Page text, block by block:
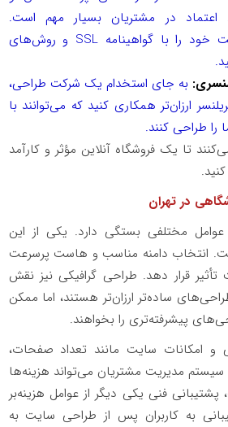
اعتماد در مشتریان بسیار مهم است.
را با گواهینامه SSL و روش‌های
به جای استخدام یک شرکت طراحی،
ارزان‌تر همکاری کنید که می‌توانند با
را طراحی کنند.
تا یک فروشگاه آنلاین مؤثر و کارآمد
در تهران
مختلفی بستگی دارد. یکی از این
انتخاب دامنه مناسب و هاست پرسرعت
تأثیر قرار دهد. طراحی گرافیکی نیز نقش
ساده‌تر ارزان‌تر هستند، اما ممکن
پیشرفته‌تری را بخواهند.
و امکانات سایت مانند تعداد صفحات،
سیستم مدیریت مشتریان می‌تواند هزینه‌ها
پشتیبانی فنی یکی دیگر از عوامل هزینه‌بر
به کاربران پس از طراحی سایت به